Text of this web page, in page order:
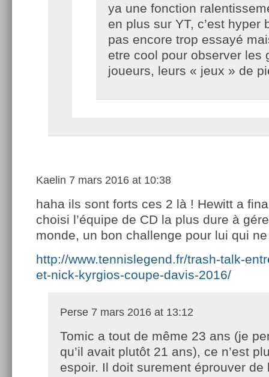
ya une fonction
en plus sur YT, c’est hyper
pas encore trop essayé
etre cool pour observer les
joueurs, leurs « jeux » de
Kaelin 7 mars 2016 at 10:38
haha ils sont forts ces 2 là ! Hewitt a
choisi l’équipe de CD la plus dure à
monde, un bon challenge pour lui qui
http://www.tennislegend.fr/trash-talk-
et-nick-kyrgios-coupe-davis-2016/
Perse 7 mars 2016 at 13:12
Tomic a tout de même 23 ans (je
qu’il avait plutôt 21 ans), ce n’est
espoir. Il doit surement éprouver de